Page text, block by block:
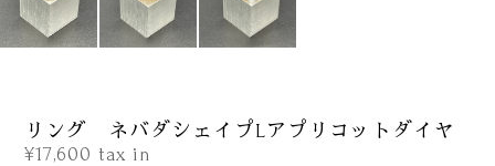
リング ネバダシェイプLアプリコットダイヤ
¥17,600 tax in